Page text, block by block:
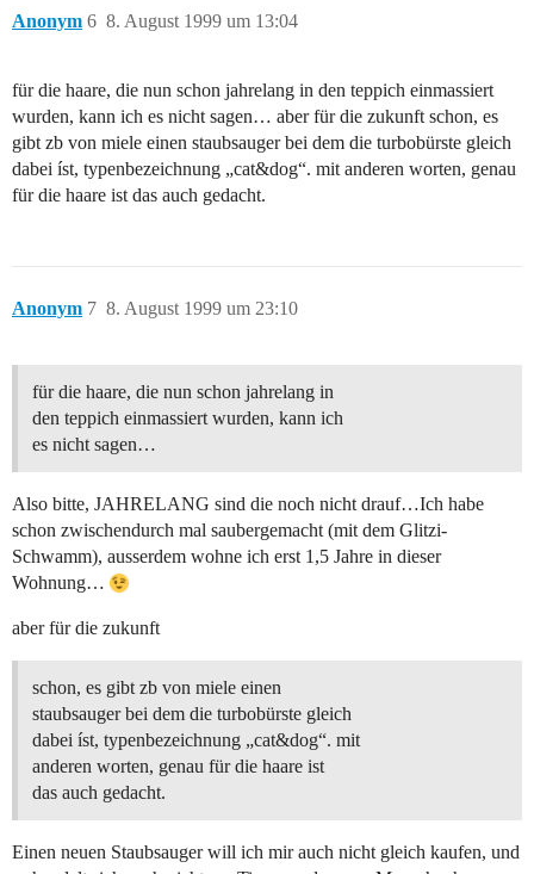
Anonym 8. August 1999 um 13:04
6
für die haare, die nun schon jahrelang in den teppich einmassiert
wurden, kann ich es nicht sagen… aber für die zukunft schon, es
gibt zb von miele einen staubsauger bei dem die turbobürste gleich
dabei íst, typenbezeichnung „cat&dog“. mit anderen worten, genau
für die haare ist das auch gedacht.
Anonym 8. August 1999 um 23:10
7
für die haare, die nun schon jahrelang in
den teppich einmassiert wurden, kann ich
es nicht sagen…
Also bitte, JAHRELANG sind die noch nicht drauf…Ich habe
schon zwischendurch mal saubergemacht (mit dem Glitzi-
Schwamm), ausserdem wohne ich erst 1,5 Jahre in dieser
Wohnung…
aber für die zukunft
schon, es gibt zb von miele einen
staubsauger bei dem die turbobürste gleich
dabei íst, typenbezeichnung „cat&dog“. mit
anderen worten, genau für die haare ist
das auch gedacht.
Einen neuen Staubsauger will ich mir auch nicht gleich kaufen, und